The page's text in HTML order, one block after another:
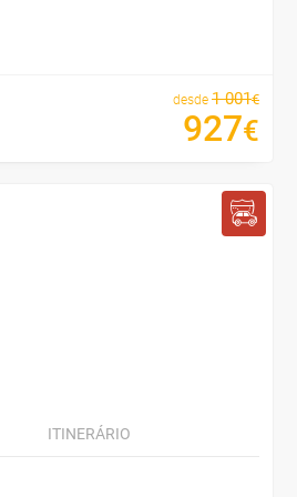
desde 1 001€
927€
ITINERÁRIO